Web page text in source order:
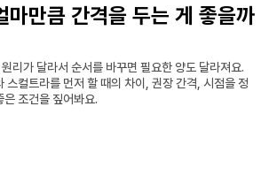
마만큼 간격을 두는 게 좋을까
리가 달라서 순서를 바꾸면 필요한 양도 달라져요.
스컬트라를 먼저 할 때의 차이, 권장 간격, 시점을 정
조건을 짚어봐요.